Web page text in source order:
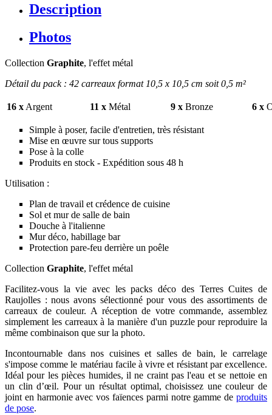
Description
Photos
Collection Graphite, l'effet métal
Détail du pack : 42 carreaux format 10,5 x 10,5 cm soit 0,5 m²
16 x Argent 11 x Métal 9 x Bronze 6 x
Simple à poser, facile d'entretien, très résistant
Mise en œuvre sur tous supports
Pose à la colle
Produits en stock - Expédition sous 48 h
Utilisation :
Plan de travail et crédence de cuisine
Sol et mur de salle de bain
Douche à l'italienne
Mur déco, habillage bar
Protection pare-feu derrière un poêle
Collection Graphite, l'effet métal
Facilitez-vous la vie avec les packs déco des Terres Cuites de
Raujolles : nous avons sélectionné pour vous des assortiments de
carreaux de couleur. A réception de votre commande, assemblez
simplement les carreaux à la manière d'un puzzle pour reproduire la
même combinaison que sur la photo.
Incontournable dans nos cuisines et salles de bain, le carrelage
s'impose comme le matériau facile à vivre et résistant par excellence.
Idéal pour les pièces humides, il ne craint pas l'eau et se nettoie en
un clin d’œil. Pour un résultat optimal, choisissez une couleur de
joint en harmonie avec vos faïences parmi notre gamme de produits
de pose.